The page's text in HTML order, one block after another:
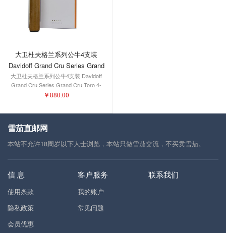
大卫杜夫格兰系列公牛4支装
Davidoff Grand Cru Series Grand
Cru Toro 4-Pack 1/4
大卫杜夫格兰系列公牛4支装 Davidoff
Grand Cru Series Grand Cru Toro 4-
Pack 1/4
￥ 880.00
雪茄直邮网
本站不允许18周岁以下人士浏览，本站只做雪茄交流，不买卖雪茄。
信 息
使用条款
隐私政策
会员优惠
客户服务
我的账户
常见问题
联系我们